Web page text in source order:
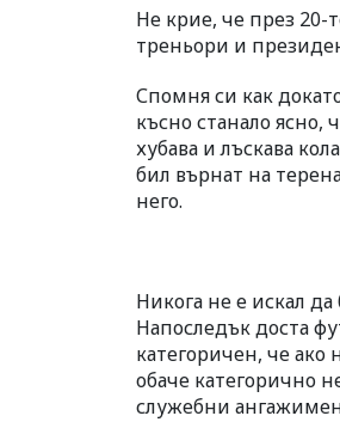
Не крие, че през 20-
треньори и
Спомня си как
късно станало ясно,
хубава и лъскава
бил върнат на
него.
Никога не е искал
Напоследък доста
категоричен, че
обаче категорично
служебни